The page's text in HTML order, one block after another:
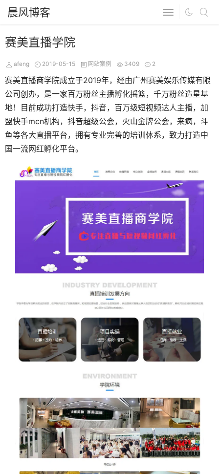
晨风博客
赛美直播学院
afeng 2019-05-15 网站案例 3409 2
赛美直播商学院成立于2019年，经由广州赛美娱乐传媒有限
公司创办，是一家百万粉丝主播孵化摇篮，千万粉丝造星基
地！目前成功打造快手，抖音，百万级短视频达人主播，加
盟快手mcn机构，抖音超级公会，火山金牌公会，来疯，斗
鱼等各大直播平台，拥有专业完善的培训体系，致力打造中
国一流网红孵化平台。